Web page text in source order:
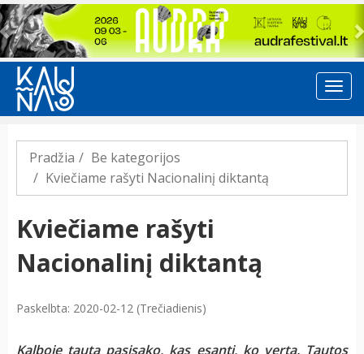
Previous
Pradžia
Be kategorijos
Kviečiame rašyti Nacionalinį diktantą
Kviečiame rašyti
Nacionalinį diktantą
Paskelbta: 2020-02-12 (Trečiadienis)
Kalboje tauta pasisako, kas esanti, ko verta. Tautos